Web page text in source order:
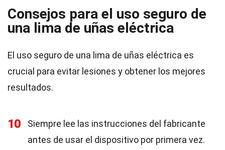
Consejos para el uso seguro de
una lima de uñas eléctrica
El uso seguro de una lima de uñas eléctrica es
crucial para evitar lesiones y obtener los mejores
resultados.
10
Siempre lee las instrucciones del fabricante
antes de usar el dispositivo por primera vez.